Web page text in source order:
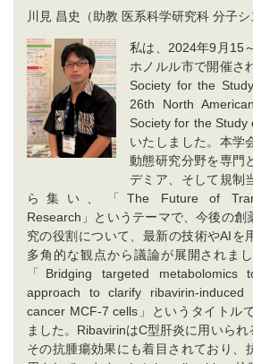
川見 昌史（助教 医系科学研究科 分子シ
私は、2024年9月15
ホノルル市で開催さ
Society for the
26th North
Society for the Study
いたしました。本学
動態研究分野を専門
デミア、そして規制
ら集い、「The Future of
Research」というテーマで、今後の創
究の役割について、最新の技術やAIを
多角的な観点から議論が展開されま
「Bridging targeted metabolomics
approach to clarify ribavirin-
cancer MCF-7 cells」というタイトル
ました。RibavirinはC型肝炎に用いら
その抗腫瘍効果にも着目されており、